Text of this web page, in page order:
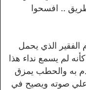
.. افسحوا
الفقير الذي يحمل
لم يسمع نداء هذا
به والحطب يمزق
صوته ويصيح في